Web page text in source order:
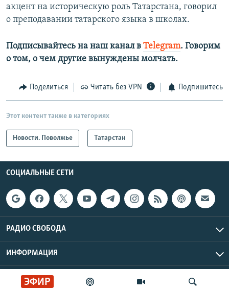
ЭФИР
акцент на историческую роль Татарстана, говорил
о преподавании татарского языка в школах.
Подписывайтесь на наш канал в Telegram. Говорим
о том, о чем другие вынуждены молчать.
Поделиться Читать без VPN Подпишитесь
Этот контент также в категориях
Новости. Поволжье Татарстан
СОЦИАЛЬНЫЕ СЕТИ
РАДИО СВОБОДА
ИНФОРМАЦИЯ
Радио Свобода © 2026 RFE/RL, Inc. | Все права защищены.